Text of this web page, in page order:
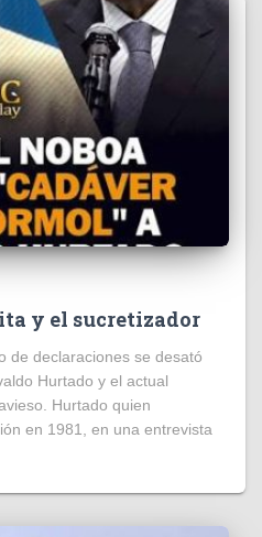
y el sucretizador
de declaraciones se desató
Hurtado y el actual
Hurtado quien
en 1981, en una entrevista